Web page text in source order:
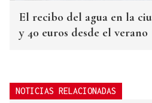
El recibo del agua en la
y 40 euros desde el verano
NOTICIAS RELACIONADAS